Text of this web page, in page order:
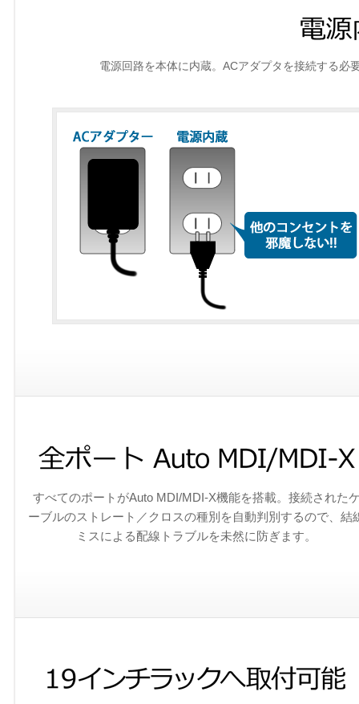
電源回路を本体に内蔵。ACアダプタを接続する必
すべてのポートがAuto MDI/MDI-X機能を搭載。接続された
ーブルのストレート／クロスの種別を自動判別するので、結
ミスによる配線トラブルを未然に防ぎます。